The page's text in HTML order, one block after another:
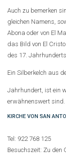
Auch zu bemerken
gleichen Namens,
Abona oder von El
das Bild von El
des 17. Jahrhunderts.
Ein Silberkelch aus
Jahrhundert, ist ein
erwähnenswert sind.
KIRCHE VON SAN
Tel: 922 768 125
Besuchszeit: Zu den